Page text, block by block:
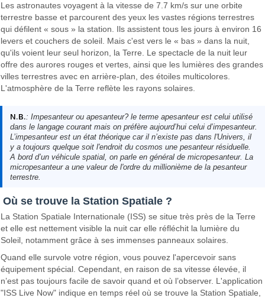
Les astronautes voyagent à la vitesse de 7.7 km/s sur une orbite
terrestre basse et parcourent des yeux les vastes régions terrestres
qui défilent « sous » la station. Ils assistent tous les jours à environ 16
levers et couchers de soleil. Mais c'est vers le « bas » dans la nuit,
qu'ils voient leur seul horizon, la Terre. Le spectacle de la nuit leur
offre des aurores rouges et vertes, ainsi que les lumières des grandes
villes terrestres avec en arrière-plan, des étoiles multicolores.
L'atmosphère de la Terre reflète les rayons solaires.
N.B.: Impesanteur ou apesanteur? le terme apesanteur est celui utilisé
dans le langage courant mais on préfère aujourd’hui celui d’impesanteur.
L’impesanteur est un état théorique car il n’existe pas dans l'Univers, il
y a toujours quelque soit l'endroit du cosmos une pesanteur résiduelle.
A bord d’un véhicule spatial, on parle en général de micropesanteur. La
micropesanteur a une valeur de l'ordre du millionième de la pesanteur
terrestre.
Où se trouve la Station Spatiale ?
La Station Spatiale Internationale (ISS) se situe très près de la Terre
et elle est nettement visible la nuit car elle réfléchit la lumière du
Soleil, notamment grâce à ses immenses panneaux solaires.
Quand elle survole votre région, vous pouvez l'apercevoir sans
équipement spécial. Cependant, en raison de sa vitesse élevée, il
n’est pas toujours facile de savoir quand et où l’observer. L'application
"ISS Live Now" indique en temps réel où se trouve la Station Spatiale,